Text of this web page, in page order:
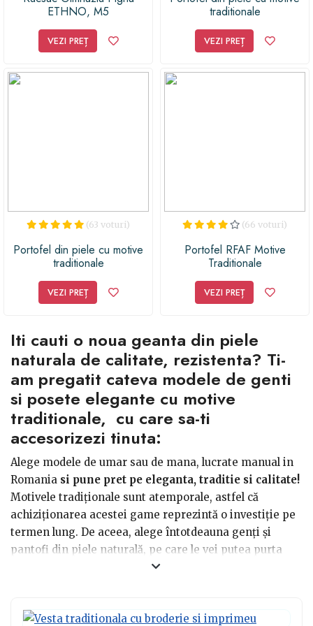
ETHNO, M5
VEZI PREȚ
traditionale
VEZI PREȚ
(63 voturi)
Portofel din piele cu motive
traditionale
VEZI PREȚ
(66 voturi)
Portofel RFAF Motive
Traditionale
VEZI PREȚ
Iti cauti o noua geanta din piele
naturala de calitate, rezistenta? Ti-
am pregatit cateva modele de genti
si posete elegante cu motive
traditionale, cu care sa-ti
accesorizezi tinuta:
Alege modele de umar sau de mana, lucrate manual in
Romania si pune pret pe eleganta, traditie si calitate!
Motivele tradiționale sunt atemporale, astfel că
achiziționarea acestei game reprezintă o investiție pe
termen lung. De aceea, alege întotdeauna genți și
pantofi din piele naturală, pe care le vei putea purta